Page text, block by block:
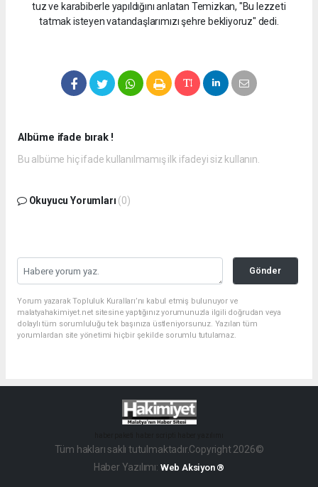
tuz ve karabiberle yapıldığını anlatan Temizkan, "Bu lezzeti
tatmak isteyen vatandaşlarımızı şehre bekliyoruz" dedi.
Albüme ifade bırak !
Bu albüme hiç ifade kullanılmamış ilk ifadeyi siz kullanın.
Okuyucu Yorumları (0)
Gönder
Yorum yazarak Topluluk Kuralları’nı kabul etmiş bulunuyor ve
malatyahakimiyet.net sitesine yaptığınız yorumunuzla ilgili doğrudan veya
dolaylı tüm sorumluluğu tek başınıza üstleniyorsunuz. Yazılan tüm
yorumlardan site yönetimi hiçbir şekilde sorumlu tutulamaz.
Tüm hakları saklı tutulmaktadır.Copyright 2026©
Haber Yazılımı: Web Aksiyon ®